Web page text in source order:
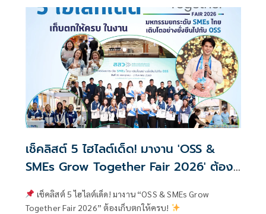
ได้ทุกขั้นตอน
เช็คลิสต์ 5 ไฮไลต์เด็ด! มางาน 'OSS &
SMEs Grow Together Fair 2026' ต้อง
เช็คลิสต์ 5 ไฮไลต์เด็ด! มางาน “OSS & SMEs Grow
Together Fair 2026” ต้องเก็บตกให้ครบ!